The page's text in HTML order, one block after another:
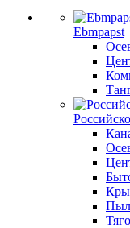
Ebmpapst